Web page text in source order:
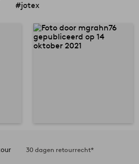
#jotex
30 dagen retourrecht*